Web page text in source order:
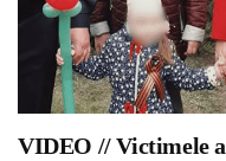
VIDEO // Victimele